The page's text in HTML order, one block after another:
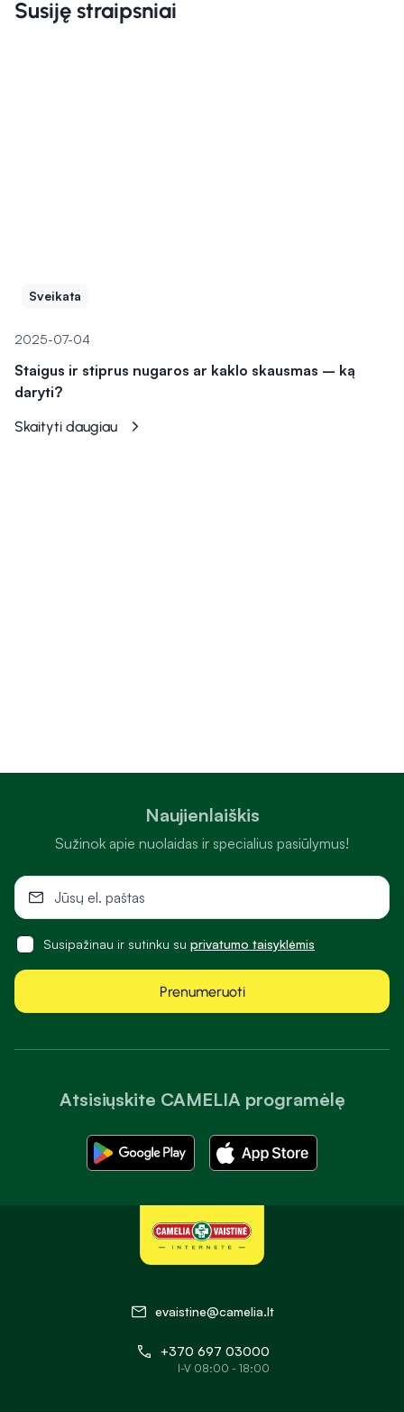
Susiję straipsniai
Sveikata
2025-07-04
Staigus ir stiprus nugaros ar kaklo skausmas – ką
daryti?
Skaityti daugiau
Atsisiųskite CAMELIA programėlę
Naujienlaiškis
Sužinok apie nuolaidas ir specialius pasiūlymus!
Susipažinau ir sutinku su privatumo taisyklėmis
Prenumeruoti
evaistine@camelia.lt
+370 697 03000
I-V 08:00 - 18:00